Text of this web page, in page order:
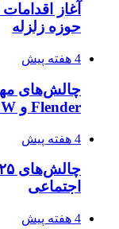
آغاز
حوزه زلزله
4 هفته پیش
چالش‌های
Flender و SEW تا تولیدکنندگان تخصصی ایرانی
4 هفته پیش
اجتماعی
4 هفته پیش